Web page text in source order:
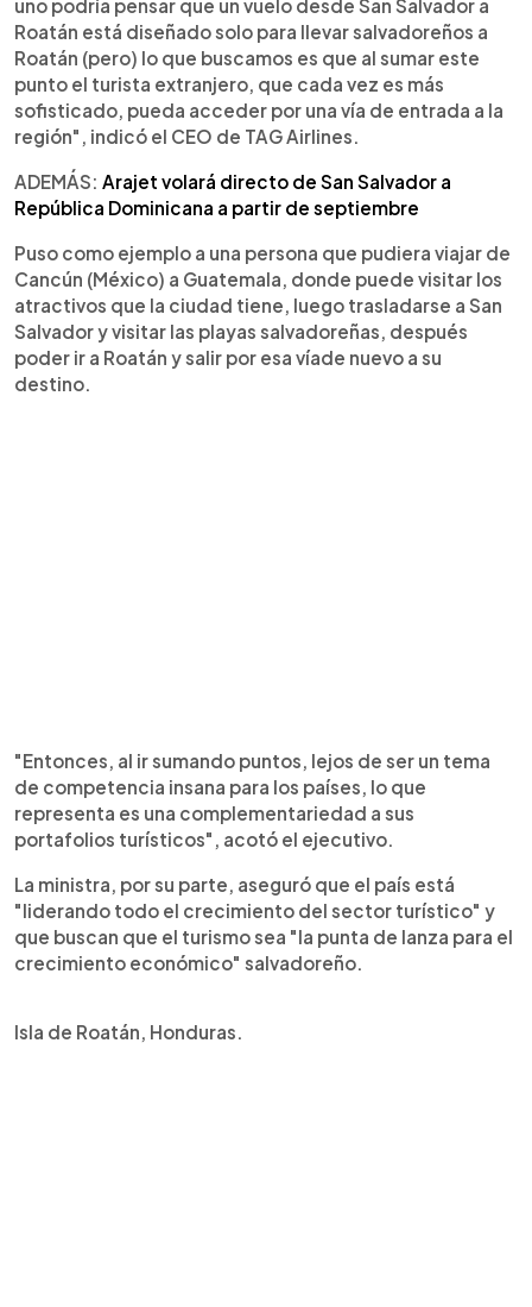
uno podría pensar que un vuelo desde San Salvador a
Roatán está diseñado solo para llevar salvadoreños a
Roatán (pero) lo que buscamos es que al sumar este
punto el turista extranjero, que cada vez es más
sofisticado, pueda acceder por una vía de entrada a la
región", indicó el CEO de TAG Airlines.
ADEMÁS: Arajet volará directo de San Salvador a
República Dominicana a partir de septiembre
Puso como ejemplo a una persona que pudiera viajar de
Cancún (México) a Guatemala, donde puede visitar los
atractivos que la ciudad tiene, luego trasladarse a San
Salvador y visitar las playas salvadoreñas, después
poder ir a Roatán y salir por esa víade nuevo a su
destino.
"Entonces, al ir sumando puntos, lejos de ser un tema
de competencia insana para los países, lo que
representa es una complementariedad a sus
portafolios turísticos", acotó el ejecutivo.
La ministra, por su parte, aseguró que el país está
"liderando todo el crecimiento del sector turístico" y
que buscan que el turismo sea "la punta de lanza para el
crecimiento económico" salvadoreño.
Isla de Roatán, Honduras.